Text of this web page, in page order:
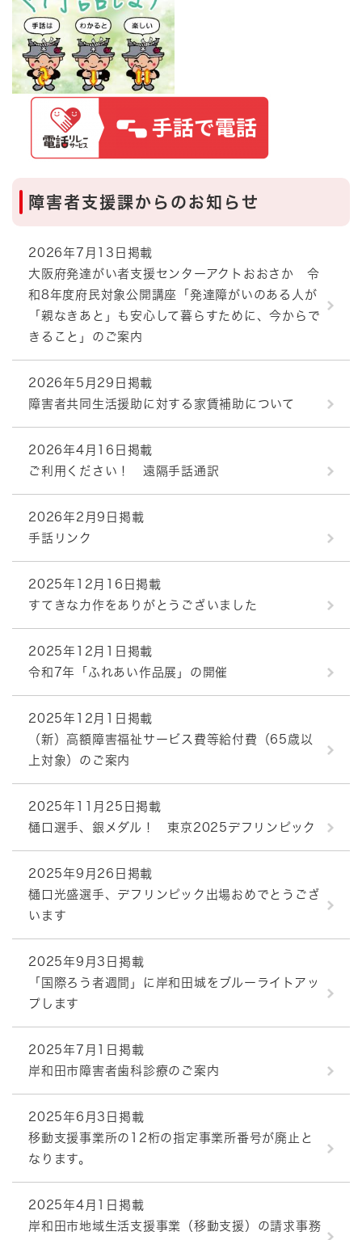
障害者支援課からのお知らせ
2026年7月13日掲載
大阪府発達がい者支援センターアクトおおさか 令
和8年度府民対象公開講座「発達障がいのある人が
「親なきあと」も安心して暮らすために、今からで
きること」のご案内
2026年5月29日掲載
障害者共同生活援助に対する家賃補助について
2026年4月16日掲載
ご利用ください！ 遠隔手話通訳
2026年2月9日掲載
手話リンク
2025年12月16日掲載
すてきな力作をありがとうございました
2025年12月1日掲載
令和7年「ふれあい作品展」の開催
2025年12月1日掲載
（新）高額障害福祉サービス費等給付費（65歳以
上対象）のご案内
2025年11月25日掲載
樋口選手、銀メダル！ 東京2025デフリンピック
2025年9月26日掲載
樋口光盛選手、デフリンピック出場おめでとうござ
います
2025年9月3日掲載
「国際ろう者週間」に岸和田城をブルーライトアッ
プします
2025年7月1日掲載
岸和田市障害者歯科診療のご案内
2025年6月3日掲載
移動支援事業所の12桁の指定事業所番号が廃止と
なります。
2025年4月1日掲載
岸和田市地域生活支援事業（移動支援）の請求事務